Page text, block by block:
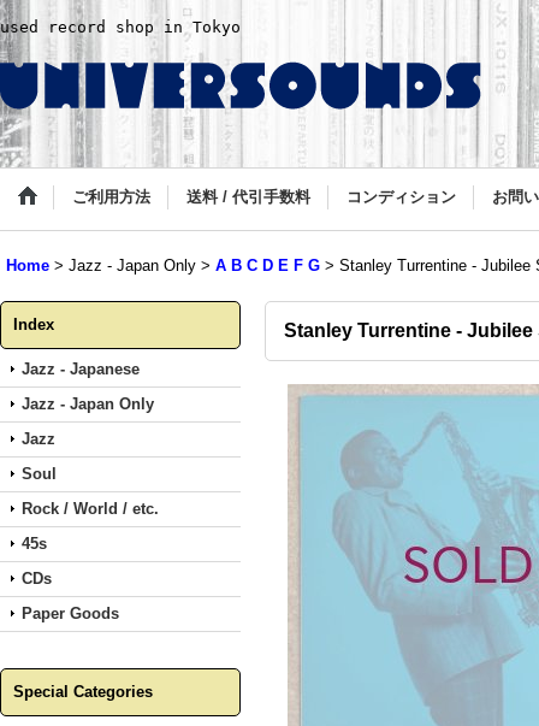
used record shop in Tokyo
ご利用方法 送料 / 代引手数料 コンディション お問
Home > Jazz - Japan Only > A B C D E F G > Stanley Turrentine - Jubilee
Index
Jazz - Japanese
Jazz - Japan Only
Jazz
Soul
Rock / World / etc.
45s
CDs
Paper Goods
Special Categories
Stanley Turrentine -